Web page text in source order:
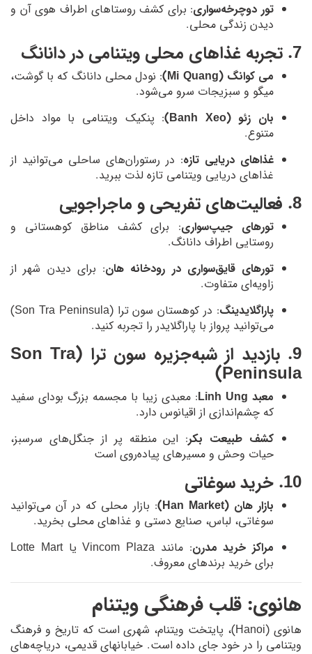
تور دوچرخه‌سواری: برای کشف روستاهای اطراف هوی آن و
دیدن زندگی محلی.
7. تجربه غذاهای محلی ویتنامی در دانانگ
می کوانگ (Mi Quang)
: نودل محلی دانانگ که با گوشت،
میگو و سبزیجات سرو می‌شود.
بان زئو (Banh Xeo)
: پنکیک ویتنامی با مواد داخل
متنوع.
غذاهای دریایی تازه: در رستوران‌های ساحلی می‌توانید از
غذاهای دریایی ویتنامی تازه لذت ببرید.
8. فعالیت‌های تفریحی و ماجراجویی
تورهای جیپ‌سواری: برای کشف مناطق کوهستانی و
روستایی اطراف دانانگ.
تورهای قایق‌سواری در رودخانه هان: برای دیدن شهر از
زاویه‌ای متفاوت.
پاراگلایدینگ
: در کوهستان سون ترا (Son Tra Peninsula)
می‌توانید پرواز با پاراگلایدر را تجربه کنید.
9. بازدید از شبه‌جزیره سون ترا (Son Tra
Peninsula)
معبد Linh Ung
: معبدی زیبا با مجسمه بزرگ بودای سفید
که چشم‌اندازی از اقیانوس دارد.
کشف طبیعت بکر: این منطقه پر از جنگل‌های سرسبز،
حیات وحش و مسیرهای پیاده‌روی است
10. خرید سوغاتی
بازار هان (Han Market)
: بازار محلی که در آن می‌توانید
سوغاتی، لباس، صنایع دستی و غذاهای محلی بخرید.
مراکز خرید مدرن
: مانند Vincom Plaza یا Lotte Mart
برای خرید برندهای معروف.
هانوی: قلب فرهنگی ویتنام
هانوی (Hanoi)، پایتخت ویتنام، شهری است که تاریخ و فرهنگ
ویتنامی را در خود جای داده است. خیابانهای قدیمی، دریاچه‌های